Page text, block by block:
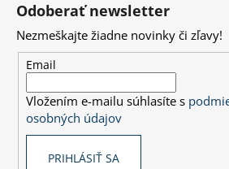
Odoberať newsletter
Nezmeškajte žiadne novinky či zľavy!
Email
Vložením e-mailu súhlasíte s
osobných údajov
PRIHLÁSIŤ SA